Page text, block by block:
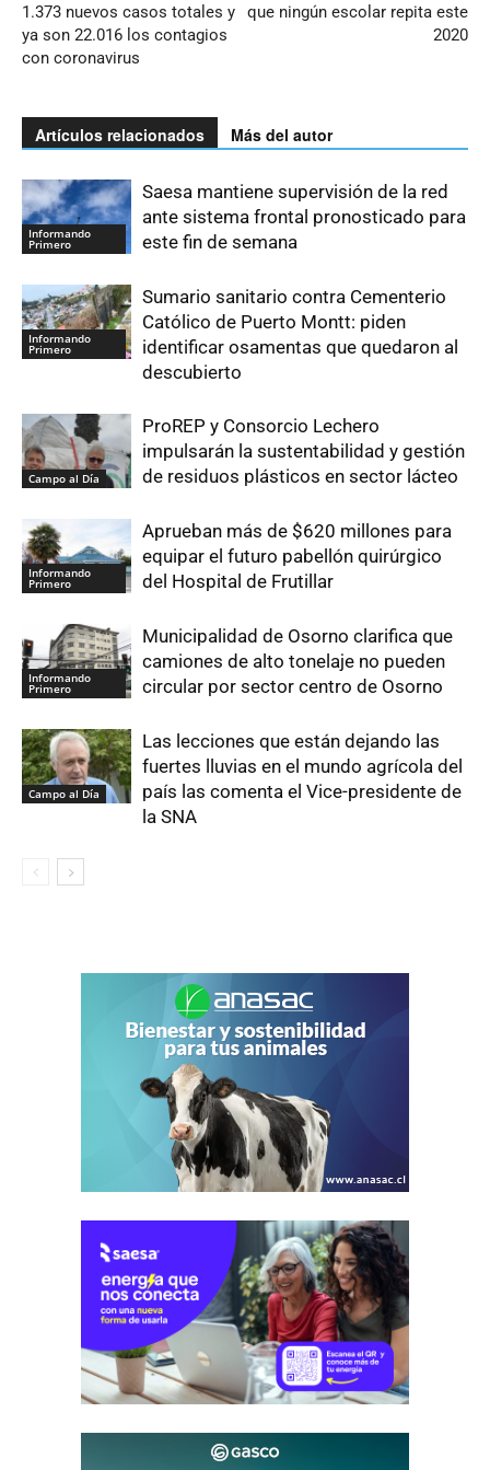
1.373 nuevos casos totales y
ya son 22.016 los contagios
con coronavirus
que ningún escolar repita este
2020
Artículos relacionados Más del autor
Informando
Primero
Saesa mantiene supervisión de la red
ante sistema frontal pronosticado para
este fin de semana
Informando
Primero
Sumario sanitario contra Cementerio
Católico de Puerto Montt: piden
identificar osamentas que quedaron al
descubierto
Campo al Día
ProREP y Consorcio Lechero
impulsarán la sustentabilidad y gestión
de residuos plásticos en sector lácteo
Informando
Primero
Aprueban más de $620 millones para
equipar el futuro pabellón quirúrgico
del Hospital de Frutillar
Informando
Primero
Municipalidad de Osorno clarifica que
camiones de alto tonelaje no pueden
circular por sector centro de Osorno
Campo al Día
Las lecciones que están dejando las
fuertes lluvias en el mundo agrícola del
país las comenta el Vice-presidente de
la SNA